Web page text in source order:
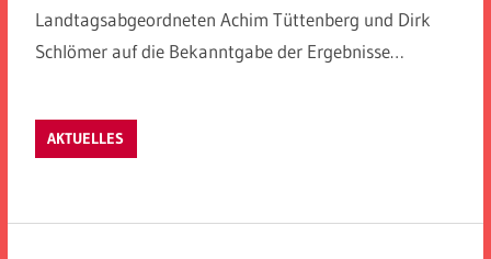
Landtagsabgeordneten Achim Tüttenberg und Dirk
Schlömer auf die Bekanntgabe der Ergebnisse…
AKTUELLES